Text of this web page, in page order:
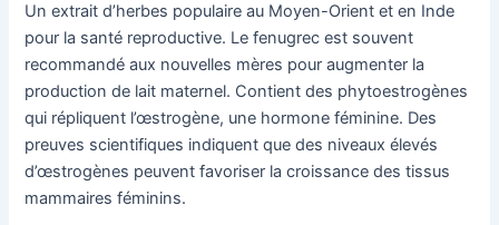
Un extrait d’herbes populaire au Moyen-Orient et en Inde
pour la santé reproductive. Le fenugrec est souvent
recommandé aux nouvelles mères pour augmenter la
production de lait maternel. Contient des phytoestrogènes
qui répliquent l’œstrogène, une hormone féminine. Des
preuves scientifiques indiquent que des niveaux élevés
d’œstrogènes peuvent favoriser la croissance des tissus
mammaires féminins.